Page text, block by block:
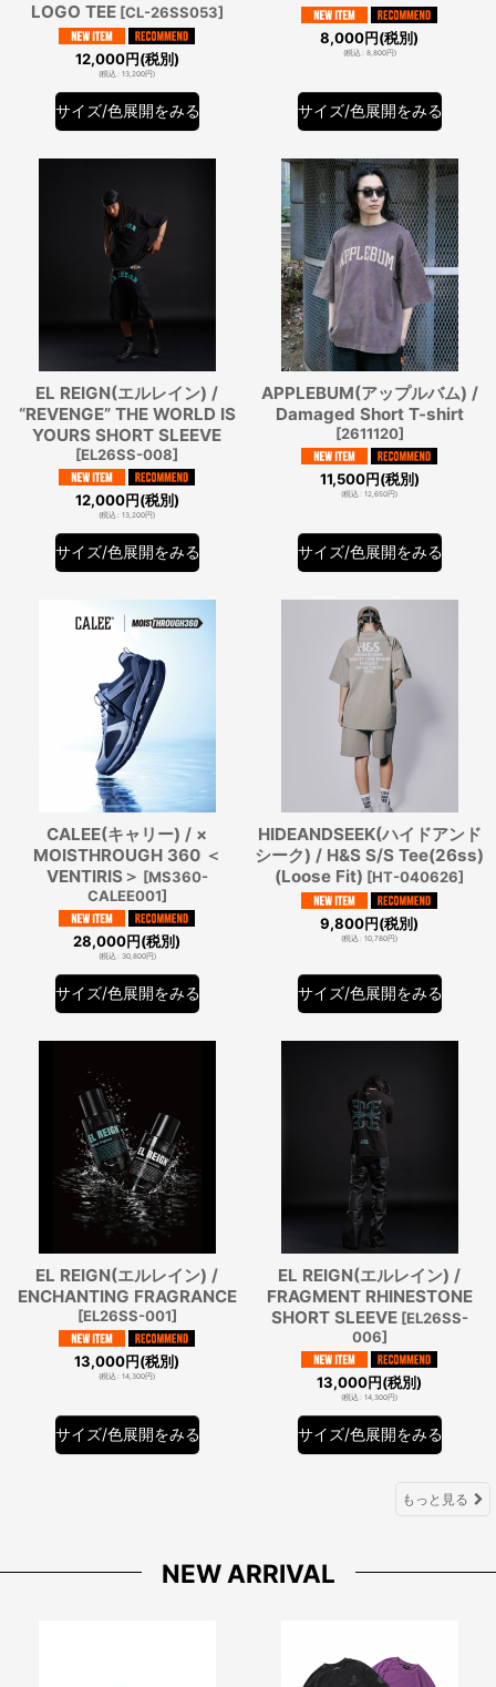
LOGO TEE [CL-26SS053]
12,000円(税別)
(税込: 13,200円)
サイズ/色展開をみる
8,000円(税別)
(税込: 8,800円)
サイズ/色展開をみる
EL REIGN(エルレイン) /
“REVENGE” THE WORLD IS
YOURS SHORT SLEEVE
[EL26SS-008]
12,000円(税別)
(税込: 13,200円)
サイズ/色展開をみる
APPLEBUM(アップルバム) /
Damaged Short T-shirt
[2611120]
11,500円(税別)
(税込: 12,650円)
サイズ/色展開をみる
CALEE(キャリー) / ×
MOISTHROUGH 360 ＜
VENTIRIS＞ [MS360-
CALEE001]
28,000円(税別)
(税込: 30,800円)
サイズ/色展開をみる
HIDEANDSEEK(ハイドアンド
シーク) / H&S S/S Tee(26ss)
(Loose Fit) [HT-040626]
9,800円(税別)
(税込: 10,780円)
サイズ/色展開をみる
EL REIGN(エルレイン) /
ENCHANTING FRAGRANCE
[EL26SS-001]
13,000円(税別)
(税込: 14,300円)
サイズ/色展開をみる
EL REIGN(エルレイン) /
FRAGMENT RHINESTONE
SHORT SLEEVE [EL26SS-
006]
13,000円(税別)
(税込: 14,300円)
サイズ/色展開をみる
もっと見る
NEW ARRIVAL